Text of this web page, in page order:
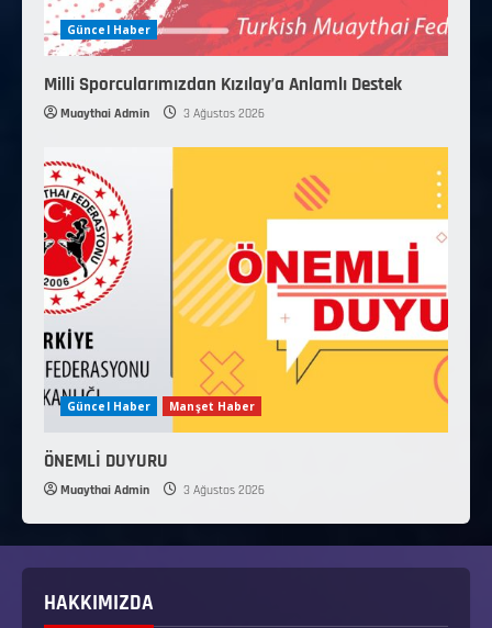
Güncel Haber
Milli Sporcularımızdan Kızılay’a Anlamlı Destek
Muaythai Admin 3 Ağustos 2026
Güncel Haber Manşet Haber
ÖNEMLİ DUYURU
Muaythai Admin 3 Ağustos 2026
HAKKIMIZDA